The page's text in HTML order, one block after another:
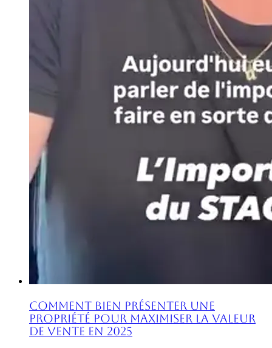
Comment Bien Présenter une
Propriété pour Maximiser la Valeur
de Vente en 2025